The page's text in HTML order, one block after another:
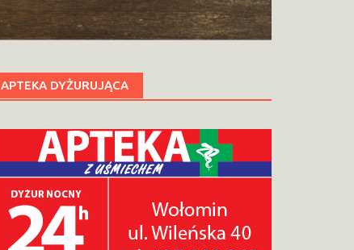
APTEKA DYŻURUJĄCA